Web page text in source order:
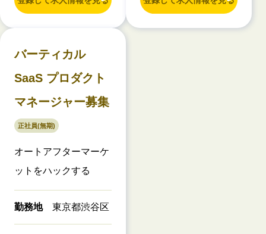
バーティカル
SaaS プロダクト
マネージャー募集
正社員(無期)
オートアフターマーケ
ットをハックする
勤務地 東京都渋谷区